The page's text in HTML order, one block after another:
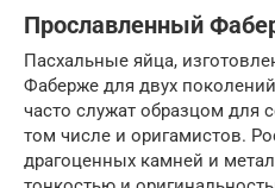
Прославленный
Пасхальные яйца,
Фаберже для двух
часто служат образцом для
том числе и оригамистов.
драгоценных камней и